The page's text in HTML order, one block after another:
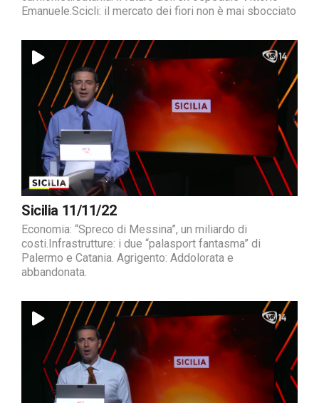
Emanuele.Scicli: il mercato dei fiori non è mai sbocciato
Sicilia 11/11/22
Economia: “Spreco di Messina”, un miliardo di
costi.Infrastrutture: i due “palasport fantasma” di
Palermo e Catania. Agrigento: Addolorata e
abbandonata.